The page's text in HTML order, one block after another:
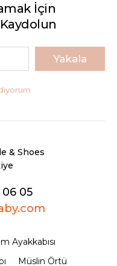
İçin
Yakala
& Shoes
05
Ayakkabısı
Müslin Örtü